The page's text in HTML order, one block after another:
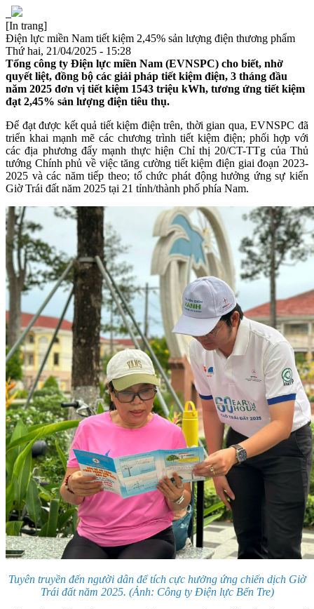
[In trang]
Điện lực miền Nam tiết kiệm 2,45% sản lượng điện thương phẩm
Thứ hai, 21/04/2025 - 15:28
Tổng công ty Điện lực miền Nam (EVNSPC) cho biết, nhờ
quyết liệt, đồng bộ các giải pháp tiết kiệm điện, 3 tháng đầu
năm 2025 đơn vị tiết kiệm 1543 triệu kWh, tương ứng tiết kiệm
đạt 2,45% sản lượng điện tiêu thụ.
Để đạt được kết quả tiết kiệm điện trên, thời gian qua, EVNSPC đã
triển khai mạnh mẽ các chương trình tiết kiệm điện; phối hợp với
các địa phương đẩy mạnh thực hiện Chỉ thị 20/CT-TTg của Thủ
tướng Chính phủ về việc tăng cường tiết kiệm điện giai đoạn 2023-
2025 và các năm tiếp theo; tổ chức phát động hưởng ứng sự kiến
Giờ Trái đất năm 2025 tại 21 tỉnh/thành phố phía Nam.
Tuyên truyền đến người dân để tích cực hưởng ứng chiến dịch Giờ
Trái đất năm 2025. (Ảnh: Công ty Điện lực Bến Tre)